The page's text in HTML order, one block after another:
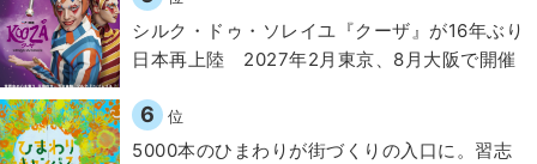
シルク・ドゥ・ソレイユ『クーザ』が16年ぶり
日本再上陸 2027年2月東京、8月大阪で開催
6 位
5000本のひまわりが街づくりの入口に。習志